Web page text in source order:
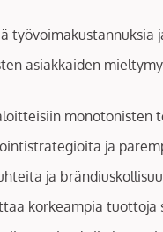
asiakkaiden
monotonisten
ja
ja
korkeampia tuottoja